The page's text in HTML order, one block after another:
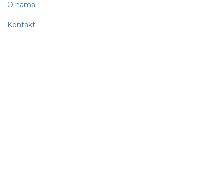
O nama
Kontakt